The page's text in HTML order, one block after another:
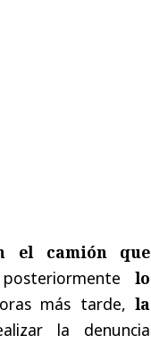
el camión que
lo
más tarde,la
la denuncia